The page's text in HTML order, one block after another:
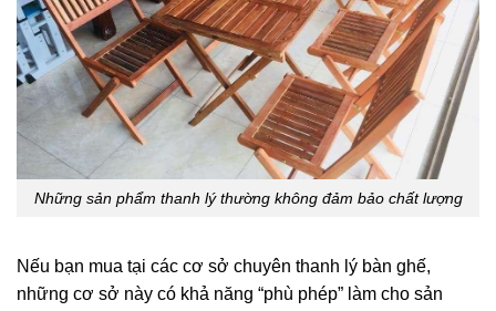
Những sản phẩm thanh lý thường không đảm bảo chất lượng
Nếu bạn mua tại các cơ sở chuyên thanh lý bàn ghế,
những cơ sở này có khả năng “phù phép” làm cho sản